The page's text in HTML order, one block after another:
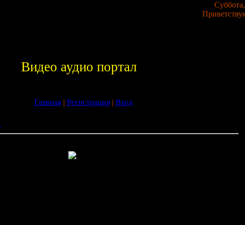
Видео аудио портал
Главная| Регистрация| Вход